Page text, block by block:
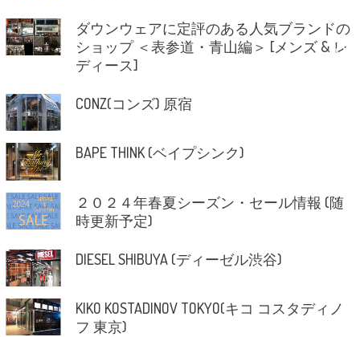
ダウンウェアに定評のある人気ブランドの
ショップ ＜表参道・青山編＞ [メンズ & レ
ディース]
CONZ(コンズ) 原宿
BAPE THINK (ベイプシンク)
２０２４年春夏シーズン・セール情報 (随
時更新予定)
DIESEL SHIBUYA (ディーゼル渋谷)
KIKO KOSTADINOV TOKYO(キコ コスタディノ
フ 東京)